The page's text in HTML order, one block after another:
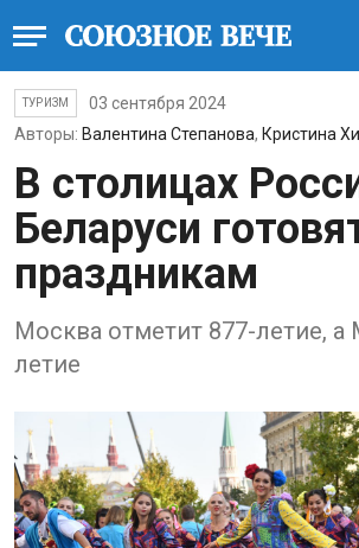
ТУРИЗМ
03 сентября 2024
Авторы: Валентина Степанова, Кристина
В столицах
Беларуси
праздникам
Москва отметит 877-летие,
летие